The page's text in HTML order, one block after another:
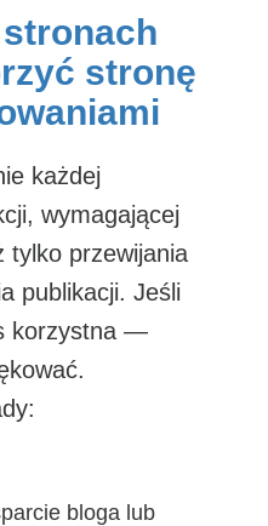
stronę
każdej
wymagającej
tylko przewijania
publikacji. Jeśli
korzystna —
bloga lub